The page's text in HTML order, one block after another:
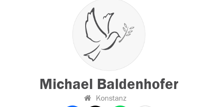
Michael Baldenhofer
Konstanz